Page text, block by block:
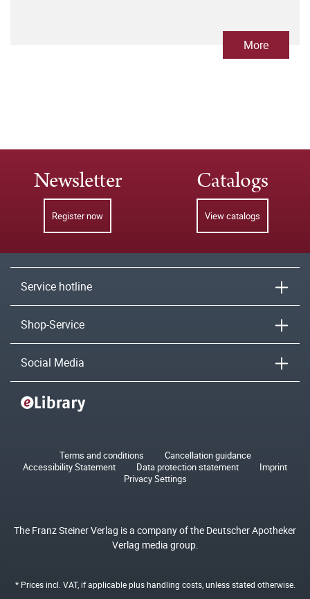
More
Newsletter
Register now
Catalogs
View catalogs
Service hotline
Shop-Service
Social Media
Terms and conditions
Cancellation guidance
Accessibility Statement
Data protection statement
Imprint
Privacy Settings
The Franz Steiner Verlag is a company of the Deutscher Apotheker
Verlag media group.
* Prices incl. VAT, if applicable plushandling costs, unless stated otherwise.